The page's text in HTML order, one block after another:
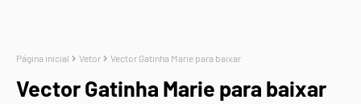
Página inicial Vetor Vector Gatinha Marie para baixar
Vector Gatinha Marie para baixar